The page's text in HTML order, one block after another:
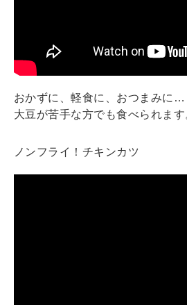
おかずに、軽食に、おつまみに…
大豆が苦手な方でも食べられます
ノンフライ！チキンカツ